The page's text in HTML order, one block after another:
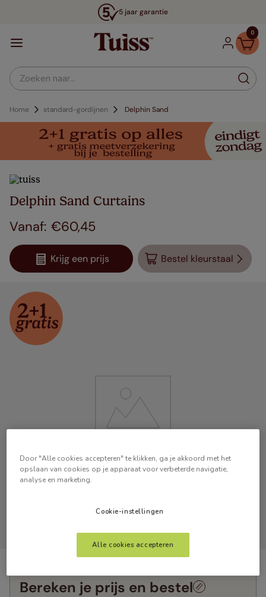
5 jaar garantie
0
Zoeken naar...
Home standard-gordijnen Delphin Sand
Delphin Sand Curtains
€60,45
Krijg een prijs Bestel kleurstaal
Bereken je prijs en bestel
Door "Alle cookies accepteren" te klikken, ga je akkoord met het
opslaan van cookies op je apparaat voor verbeterde navigatie,
analyse en marketing.
Cookie-instellingen
Alle cookies accepteren